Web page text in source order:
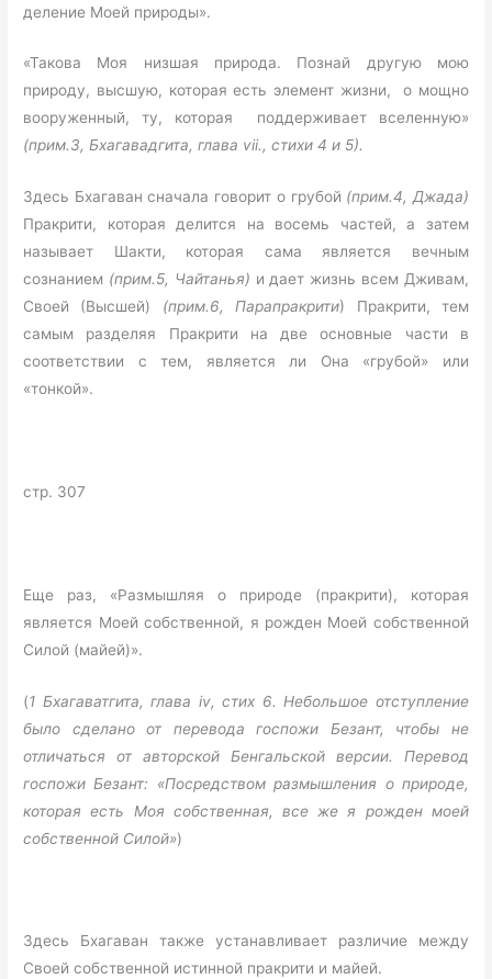
деление Моей природы».
«Такова Моя низшая природа. Познай другую мою
природу, высшую, которая есть элемент жизни, о мощно
вооруженный, ту, которая поддерживает вселенную»
(прим.3, Бхагавадгита, глава vii., стихи 4 и 5).
Здесь Бхагаван сначала говорит о грубой (прим.4, Джада)
Пракрити, которая делится на восемь частей, а затем
называет Шакти, которая сама является вечным
сознанием (прим.5, Чайтанья) и дает жизнь всем Дживам,
Своей (Высшей) (прим.6, Парапракрити) Пракрити, тем
самым разделяя Пракрити на две основные части в
соответствии с тем, является ли Она «грубой» или
«тонкой».
стр. 307
Еще раз, «Размышляя о природе (пракрити), которая
является Моей собственной, я рожден Моей собственной
Силой (майей)».
(1 Бхагаватгита, глава iv, стих 6. Небольшое отступление
было сделано от перевода госпожи Безант, чтобы не
отличаться от авторской Бенгальской версии. Перевод
госпожи Безант: «Посредством размышления о природе,
которая есть Моя собственная, все же я рожден моей
собственной Силой»)
Здесь Бхагаван также устанавливает различие между
Своей собственной истинной пракрити и майей.